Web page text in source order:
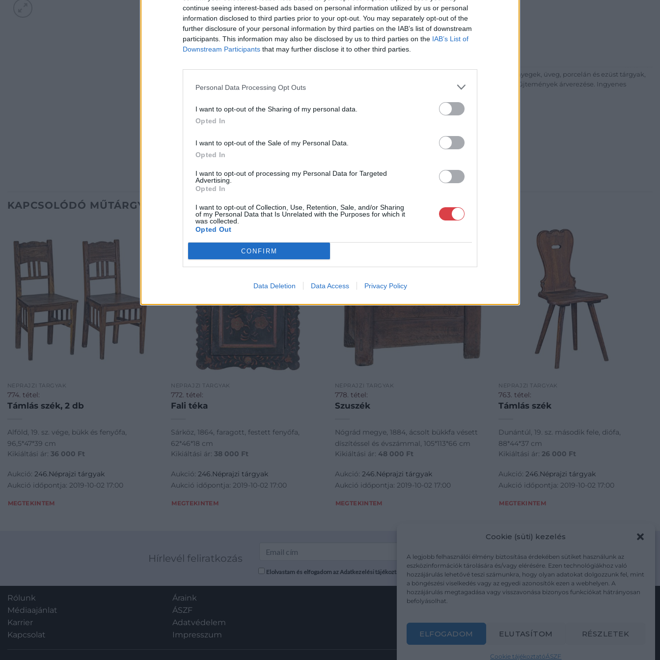
continue seeing interest-based ads based on personal information utilized by us or personal
information disclosed to third parties prior to your opt-out. You may separately opt-out of the
further disclosure of your personal information by third parties on the IAB’s list of downstream
participants. This information may also be disclosed by us to third parties on the IAB’s List of
Downstream Participants that may further disclose it to other third parties.
Personal Data Processing Opt Outs
I want to opt-out of the Sharing of my personal data.
Opted In
I want to opt-out of the Sale of my Personal Data.
Opted In
I want to opt-out of processing my Personal Data for Targeted
Advertising.
Opted In
I want to opt-out of Collection, Use, Retention, Sale, and/or Sharing
of my Personal Data that Is Unrelated with the Purposes for which it
was collected.
Opted Out
CONFIRM
Data Deletion Data Access Privacy Policy
Cookie (süti) kezelés
A legjobb felhasználói élmény biztosítása érdekében sütiket használunk az
eszközinformációk tárolására és/vagy elérésére. Ezen technológiákhoz való
hozzájárulás lehetővé teszi számunkra, hogy olyan adatokat dolgozzunk fel, mint
a böngészési viselkedés vagy az egyedi azonosítók ezen a webhelyen. A
hozzájárulás megtagadása vagy visszavonása bizonyos funkciókat hátrányosan
befolyásolhat.
ELFOGADOM ELUTASÍTOM RÉSZLETEK
Cookie tájékoztatóÁSZF
Cím: Müller Márta
Nagyházi Galéria és Aukciósház Kft.
1055 Budapest, Balaton utca 8.
Telefon: +361 475 6000 +361 4756005
Bemutatkozás: Magas színvonalú festmények és műtárgyak, bútorok, szőnyegek, üveg, porcelán és ezüst tárgyak,
ékszerek, néprajzi tárgyak értékesítése és aukcionálása. Hagyatékok és gyűjtemények árverezése. Ingyenes
értékbecslés. Árveréseinkre a tárgyfelvétel folyamatos.
KAPCSOLÓDÓ MŰTÁRGYAK
NÉPRAJZI TÁRGYAK
774. tétel:
Támlás szék, 2 db
Alföld, 19. sz. vége, bükk és fenyőfa,
96,5*47*39 cm
Kikiáltási ár: 36 000 Ft
Aukció: 246.Néprajzi tárgyak
Aukció időpontja: 2019-10-02 17:00
MEGTEKINTEM
NÉPRAJZI TÁRGYAK
772. tétel:
Fali téka
Sárköz, 1864, faragott, festett fenyőfa,
62*46*18 cm
Kikiáltási ár:38 000 Ft
Aukció:246.Néprajzi tárgyak
Aukció időpontja: 2019-10-02 17:00
MEGTEKINTEM
NÉPRAJZI TÁRGYAK
778. tétel:
Szuszék
Nógrád megye, 1884, ácsolt bükkfa vésett
díszítéssel és évszámmal, 105*113*66 cm
Kikiáltási ár: 48 000 Ft
Aukció: 246.Néprajzi tárgyak
Aukció időpontja: 2019-10-02 17:00
MEGTEKINTEM
NÉPRAJZI TÁRGYAK
763. tétel:
Támlás szék
Dunántúl, 19. sz. második fele, diófa,
88*44*37 cm
Kikiáltási ár: 26 000 Ft
Aukció:246.Néprajzi tárgyak
Aukció időpontja: 2019-10-02 17:00
MEGTEKINTEM
Hírlevél feliratkozás
Elolvastam és elfogadom az Adatkezelési tájékoztatót: mutargy.com/adatkezelesi-tajekoztato/
Rólunk
Médiaajánlat
Karrier
Kapcsolat
Áraink
ÁSZF
Adatvédelem
Impresszum